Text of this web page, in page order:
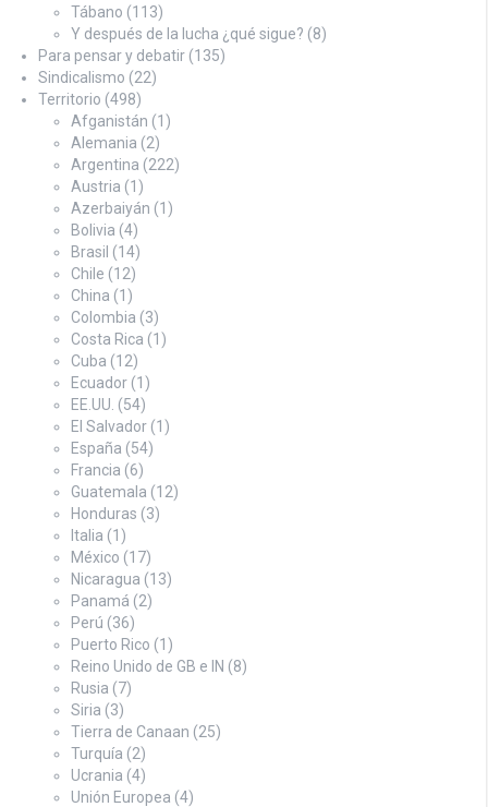
Tábano (113)
Y después de la lucha ¿qué sigue? (8)
Para pensar y debatir (135)
Sindicalismo (22)
Territorio (498)
Afganistán (1)
Alemania (2)
Argentina (222)
Austria (1)
Azerbaiyán (1)
Bolivia (4)
Brasil (14)
Chile (12)
China (1)
Colombia (3)
Costa Rica (1)
Cuba (12)
Ecuador (1)
EE.UU. (54)
El Salvador (1)
España (54)
Francia (6)
Guatemala (12)
Honduras (3)
Italia (1)
México (17)
Nicaragua (13)
Panamá (2)
Perú (36)
Puerto Rico (1)
Reino Unido de GB e IN (8)
Rusia (7)
Siria (3)
Tierra de Canaan (25)
Turquía (2)
Ucrania (4)
Unión Europea (4)